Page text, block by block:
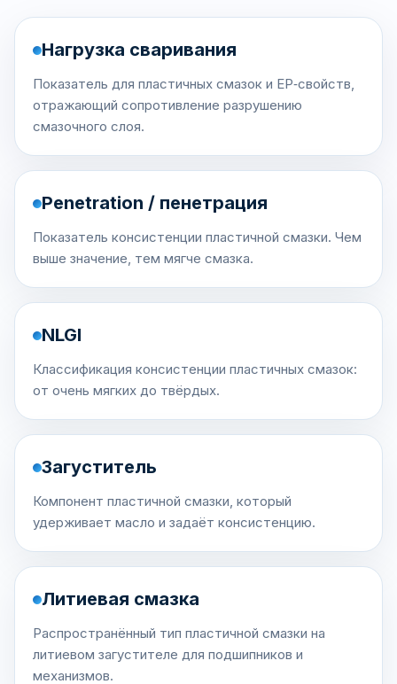
Нагрузка сваривания
Показатель для пластичных смазок и EP‑свойств,
отражающий сопротивление разрушению
смазочного слоя.
Penetration / пенетрация
Показатель консистенции пластичной смазки. Чем
выше значение, тем мягче смазка.
NLGI
Классификация консистенции пластичных смазок:
от очень мягких до твёрдых.
Загуститель
Компонент пластичной смазки, который
удерживает масло и задаёт консистенцию.
Литиевая смазка
Распространённый тип пластичной смазки на
литиевом загустителе для подшипников и
механизмов.